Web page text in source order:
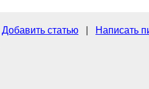
Добавить статью
Написать